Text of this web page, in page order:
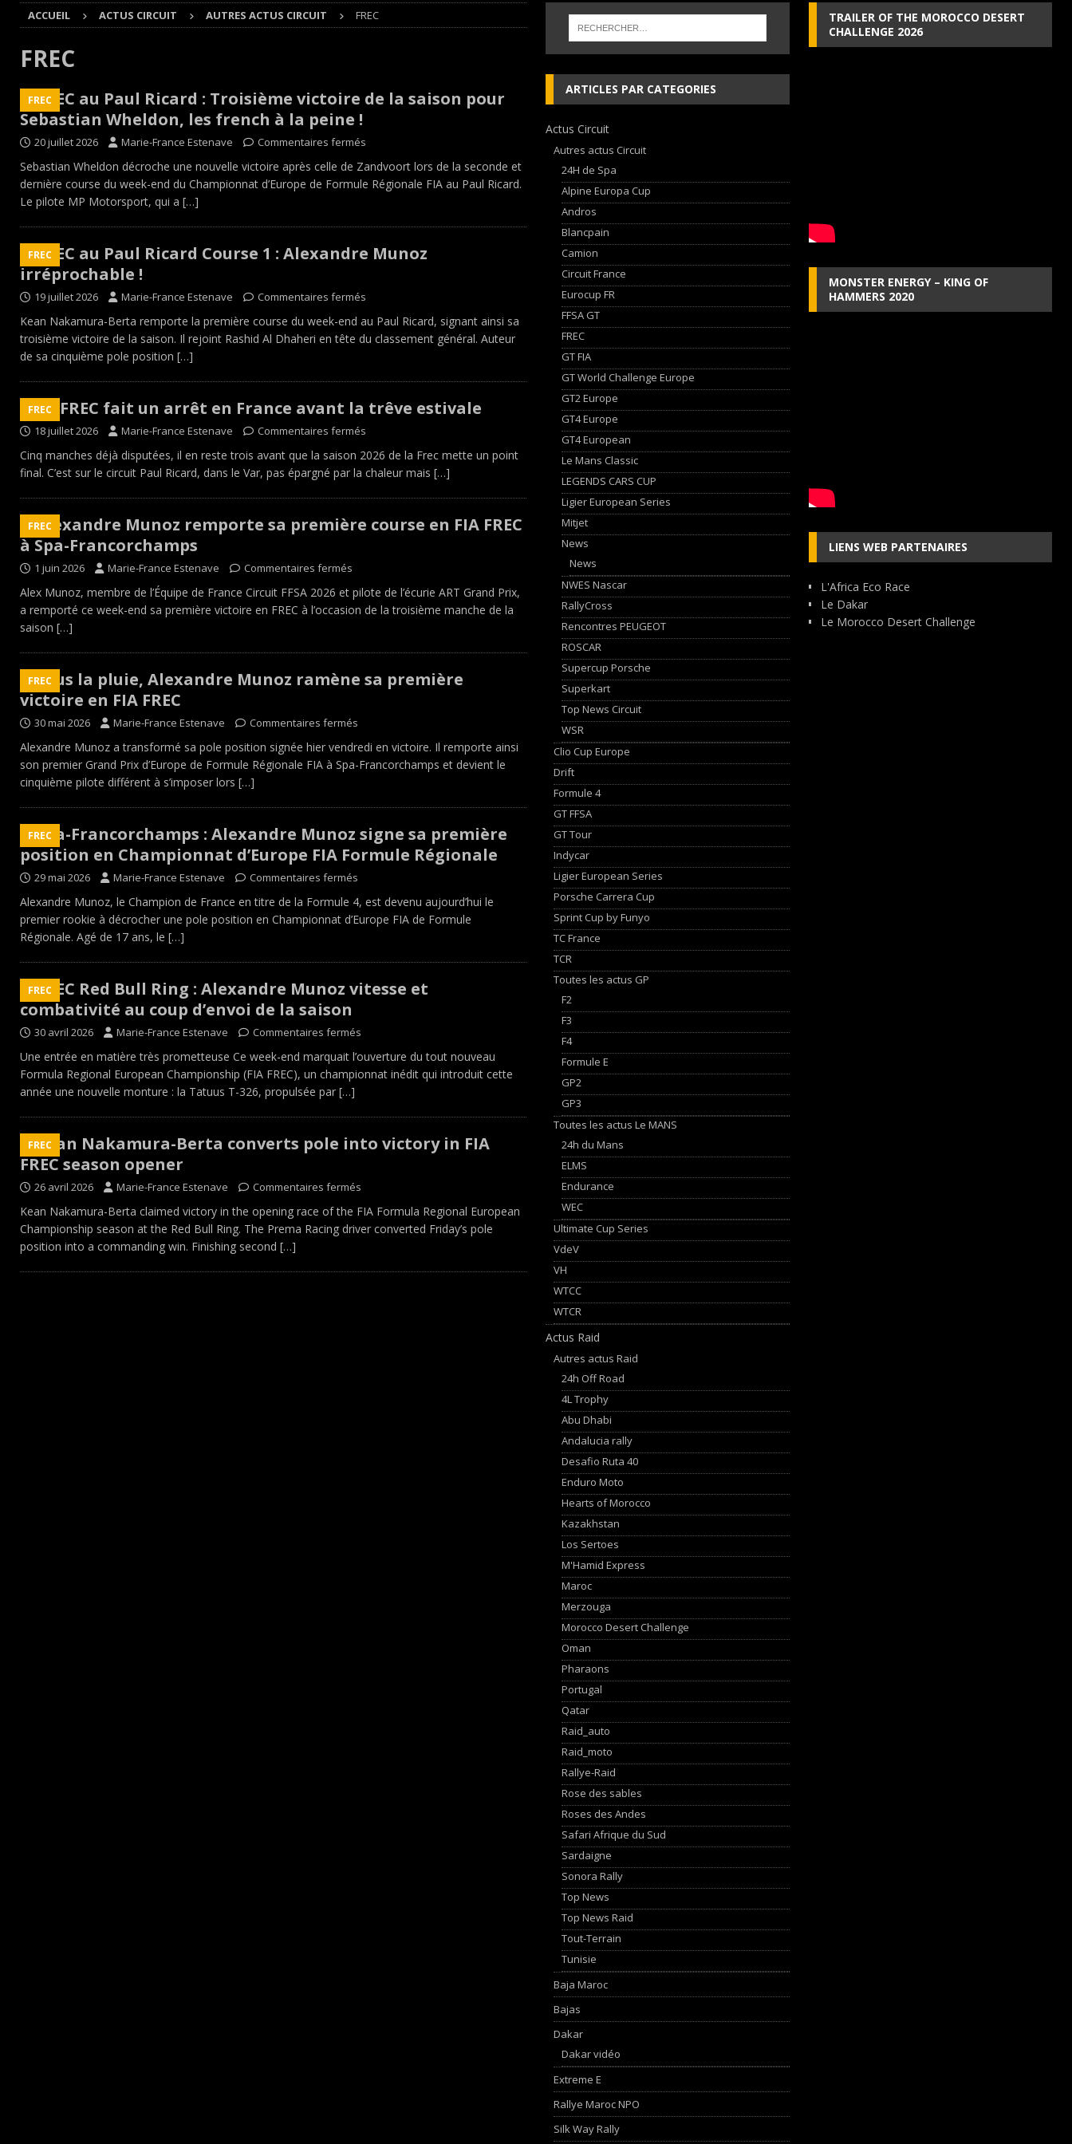
Cours
EDITO CIRCUIT
[ 3 août 2026 ] GT4 AKKODIS-ASP : Victoire et double podium dans la Nièvre !
FFSA GT
Buggyra Organization and WINBO-DONGJIAN Automotive Technology sign strategic partnership
ACCUEIL ACTUS CIRCUIT AUTRES ACTUS CIRCUIT FREC
FREC
FREC
FREC au Paul Ricard : Troisième victoire de la saison pour
Sebastian Wheldon, les french à la peine !
20 juillet 2026 Marie-France Estenave Commentaires fermés
Sebastian Wheldon décroche une nouvelle victoire après celle de Zandvoort lors de la seconde et
dernière course du week-end du Championnat d’Europe de Formule Régionale FIA ​​au Paul Ricard.
Le pilote MP Motorsport, qui a […]
FREC
FREC au Paul Ricard Course 1 : Alexandre Munoz
irréprochable !
19 juillet 2026 Marie-France Estenave Commentaires fermés
Kean Nakamura-Berta remporte la première course du week-end au Paul Ricard, signant ainsi sa
troisième victoire de la saison. Il rejoint Rashid Al Dhaheri en tête du classement général. Auteur
de sa cinquième pole position […]
FREC
La FREC fait un arrêt en France avant la trêve estivale
18 juillet 2026 Marie-France Estenave Commentaires fermés
Cinq manches déjà disputées, il en reste trois avant que la saison 2026 de la Frec mette un point
final. C’est sur le circuit Paul Ricard, dans le Var, pas épargné par la chaleur mais […]
FREC
Alexandre Munoz remporte sa première course en FIA FREC
à Spa-Francorchamps
1 juin 2026 Marie-France Estenave Commentaires fermés
Alex Munoz, membre de l’Équipe de France Circuit FFSA 2026 et pilote de l’écurie ART Grand Prix,
a remporté ce week-end sa première victoire en FREC à l’occasion de la troisième manche de la
saison […]
FREC
Sous la pluie, Alexandre Munoz ramène sa première
victoire en FIA FREC
30 mai 2026 Marie-France Estenave Commentaires fermés
Alexandre Munoz a transformé sa pole position signée hier vendredi en victoire. Il remporte ainsi
son premier Grand Prix d’Europe de Formule Régionale FIA ​​à Spa-Francorchamps et devient le
cinquième pilote différent à s’imposer lors […]
FREC
Spa-Francorchamps : Alexandre Munoz signe sa première
position en Championnat d’Europe FIA Formule Régionale
29 mai 2026 Marie-France Estenave Commentaires fermés
Alexandre Munoz, le Champion de France en titre de la Formule 4, est devenu aujourd’hui le
premier rookie à décrocher une pole position en Championnat d’Europe FIA ​​de Formule
Régionale. Agé de 17 ans, le […]
FREC
FREC Red Bull Ring : Alexandre Munoz vitesse et
combativité au coup d’envoi de la saison
30 avril 2026 Marie-France Estenave Commentaires fermés
Une entrée en matière très prometteuse Ce week-end marquait l’ouverture du tout nouveau
Formula Regional European Championship (FIA FREC), un championnat inédit qui introduit cette
année une nouvelle monture : la Tatuus T-326, propulsée par […]
FREC
Kean Nakamura-Berta converts pole into victory in FIA
FREC season opener
26 avril 2026 Marie-France Estenave Commentaires fermés
Kean Nakamura-Berta claimed victory in the opening race of the FIA Formula Regional European
Championship season at the Red Bull Ring. The Prema Racing driver converted Friday’s pole
position into a commanding win. Finishing second […]
ARTICLES PAR CATEGORIES
Actus Circuit
Autres actus Circuit
24H de Spa
Alpine Europa Cup
Andros
Blancpain
Camion
Circuit France
Eurocup FR
FFSA GT
FREC
GT FIA
GT World Challenge Europe
GT2 Europe
GT4 Europe
GT4 European
Le Mans Classic
LEGENDS CARS CUP
Ligier European Series
Mitjet
News
News
NWES Nascar
RallyCross
Rencontres PEUGEOT
ROSCAR
Supercup Porsche
Superkart
Top News Circuit
WSR
Clio Cup Europe
Drift
Formule 4
GT FFSA
GT Tour
Indycar
Ligier European Series
Porsche Carrera Cup
Sprint Cup by Funyo
TC France
TCR
Toutes les actus GP
F2
F3
F4
Formule E
GP2
GP3
Toutes les actus Le MANS
24h du Mans
ELMS
Endurance
WEC
Ultimate Cup Series
VdeV
VH
WTCC
WTCR
Actus Raid
Autres actus Raid
24h Off Road
4L Trophy
Abu Dhabi
Andalucia rally
Desafio Ruta 40
Enduro Moto
Hearts of Morocco
Kazakhstan
Los Sertoes
M'Hamid Express
Maroc
Merzouga
Morocco Desert Challenge
Oman
Pharaons
Portugal
Qatar
Raid_auto
Raid_moto
Rallye-Raid
Rose des sables
Roses des Andes
Safari Afrique du Sud
Sardaigne
Sonora Rally
Top News
Top News Raid
Tout-Terrain
Tunisie
Baja Maroc
Bajas
Dakar
Dakar vidéo
Extreme E
Rallye Maroc NPO
Silk Way Rally
TRAILER OF THE MOROCCO DESERT
CHALLENGE 2026
MONSTER ENERGY – KING OF
HAMMERS 2020
LIENS WEB PARTENAIRES
L'Africa Eco Race
Le Dakar
Le Morocco Desert Challenge